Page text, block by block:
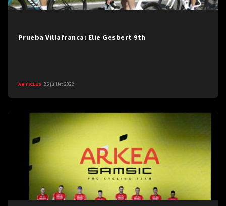
Prueba Villafranca: Elie Gesbert 9th
ARTICLES 25 juillet 2022